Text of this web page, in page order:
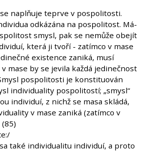
naplňuje teprve v pospolitosti.
odkázána na pospolitost. Má-
smysl, pak se nemůže obejít
která ji tvoří - zatímco v mase
existence zaniká, musí
mase by se jevila každá jedinečnost
pospolitosti je konstituován
individuality pospolitostí; „smysl“
individuí, z nichž se masa skládá,
v mase zaniká (zatímco v
také individualitu individuí, a proto